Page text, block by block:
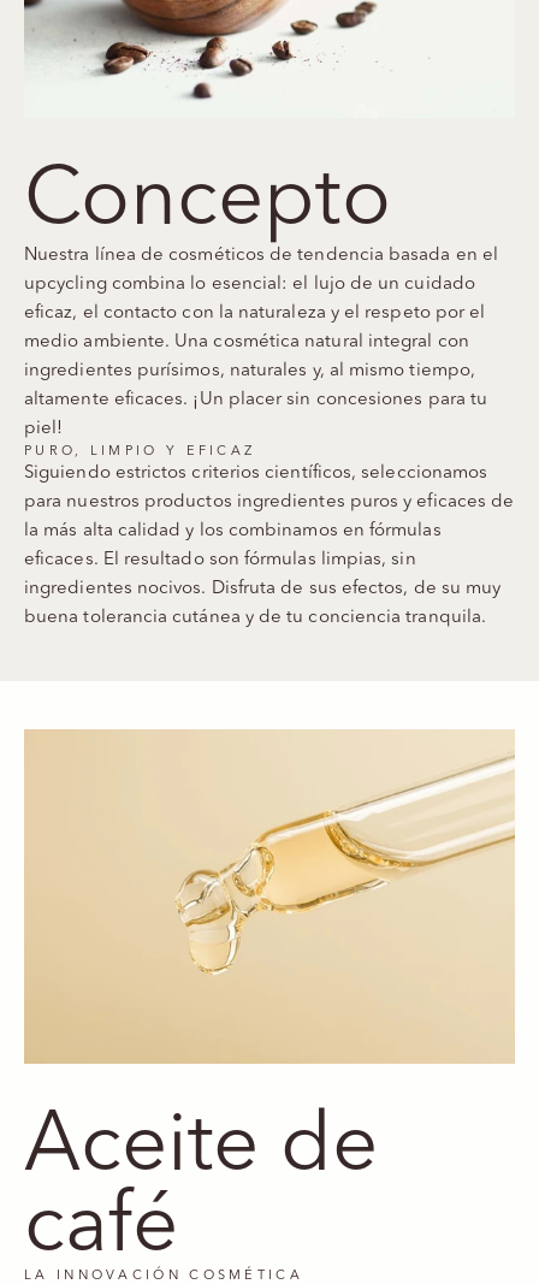
Concepto
Nuestra línea de cosméticos de tendencia basada en el
upcycling combina lo esencial: el lujo de un cuidado
eficaz, el contacto con la naturaleza y el respeto por el
medio ambiente. Una cosmética natural integral con
ingredientes purísimos, naturales y, al mismo tiempo,
altamente eficaces. ¡Un placer sin concesiones para tu
piel!
PURO, LIMPIO Y EFICAZ
Siguiendo estrictos criterios científicos, seleccionamos
para nuestros productos ingredientes puros y eficaces de
la más alta calidad y los combinamos en fórmulas
eficaces. El resultado son fórmulas limpias, sin
ingredientes nocivos. Disfruta de sus efectos, de su muy
buena tolerancia cutánea y de tu conciencia tranquila.
Aceite de
café
LA INNOVACIÓN COSMÉTICA